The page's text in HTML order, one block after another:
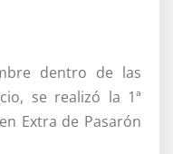
dentro de las
se realizó la 1ª
Extra de Pasarón